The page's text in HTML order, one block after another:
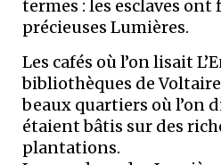
termes : les esclaves ont
précieuses Lumières.
Les cafés où l’on lisait
bibliothèques de
beaux quartiers où l’on
étaient bâtis sur des
plantations.